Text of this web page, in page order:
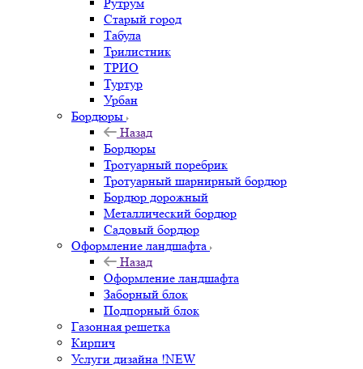
Старый город
Табула
Трилистник
ТРИО
Туртур
Урбан
Бордюры
Назад
Бордюры
Тротуарный поребрик
Тротуарный шарнирный бордюр
Бордюр дорожный
Металлический бордюр
Садовый бордюр
Оформление ландшафта
Назад
Оформление ландшафта
Заборный блок
Подпорный блок
Газонная решетка
Кирпич
Услуги дизайна !NEW